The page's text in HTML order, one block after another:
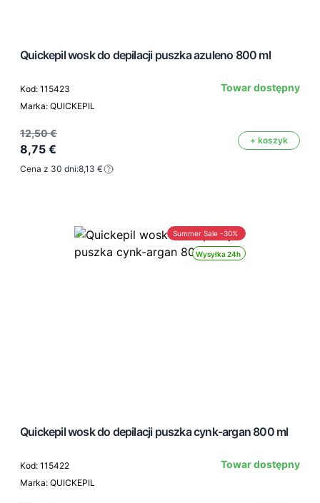
Quickepil wosk do depilacji puszka azuleno 800 ml
Kod: 115423
Marka: QUICKEPIL
Towar dostępny
12,50 €
8,75 €
+ koszyk
Cena z 30 dni:8,13 €
Wysyłka 24h
Summer Sale -30%
Quickepil wosk do depilacji puszka cynk-argan 800 ml
Kod: 115422
Marka: QUICKEPIL
Towar dostępny